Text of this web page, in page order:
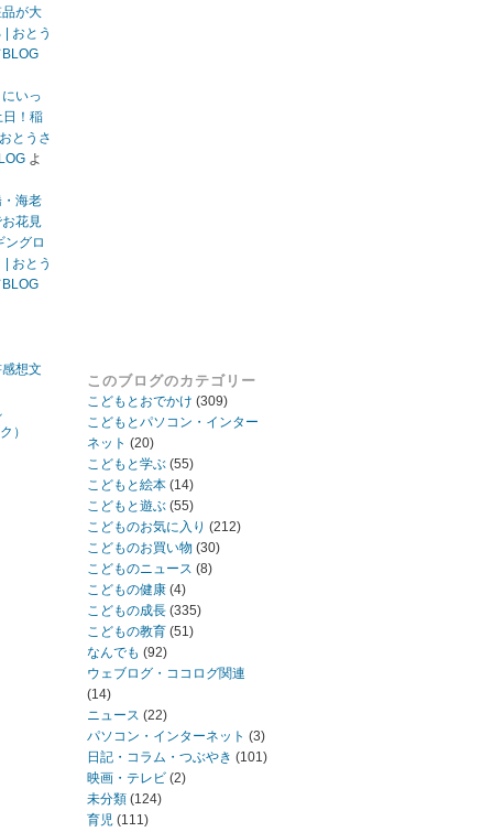
が大
おとう
いっ
日！稲
とうさ
よ
海老
花見
ングロ
おとう
想文
）
このブログのカテゴリー
こどもとおでかけ (309)
こどもとパソコン・インター
ネット (20)
こどもと学ぶ(55)
こどもと絵本(14)
こどもと遊ぶ(55)
こどものお気に入り (212)
こどものお買い物 (30)
こどものニュース (8)
こどもの健康(4)
こどもの成長(335)
こどもの教育(51)
なんでも (92)
ウェブログ・ココログ関連
(14)
ニュース (22)
パソコン・インターネット (3)
日記・コラム・つぶやき (101)
映画・テレビ(2)
未分類(124)
育児(111)